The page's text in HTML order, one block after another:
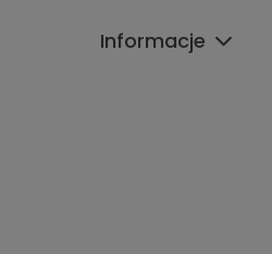
Informacje